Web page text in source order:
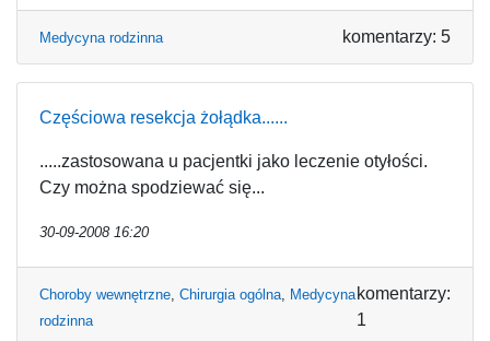
Medycyna rodzinna komentarzy: 5
Częściowa resekcja żołądka......
.....zastosowana u pacjentki jako leczenie otyłości.
Czy można spodziewać się...
30-09-2008 16:20
Choroby wewnętrzne, Chirurgia ogólna, Medycyna
rodzinna
komentarzy:
1